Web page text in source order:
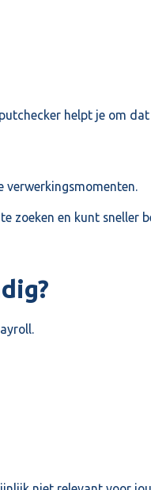
helpt je om
verwerkingsmomenten.
zoeken en kunt sneller